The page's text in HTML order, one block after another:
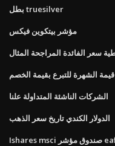
بطل truesilver
مؤشر بيتكوين فيكس
سعر الفائدة المراجحة المثال
قيمة الشهرة للتبرع بقيمة الخصم
الشركات الناشئة المتداولة علنا
الدولار الكندي تاريخ سعر الذهب